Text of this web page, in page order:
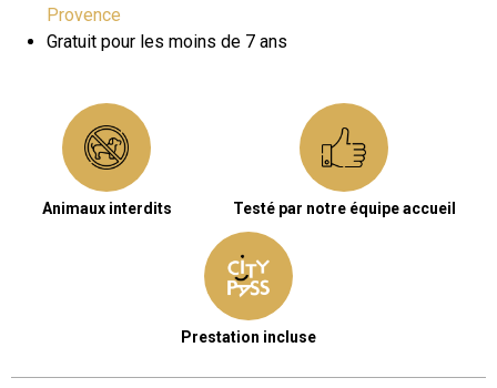
Provence
​Gratuit pour les moins de 7 ans
Animaux interdits Testé par notre équipe accueil
Prestation incluse